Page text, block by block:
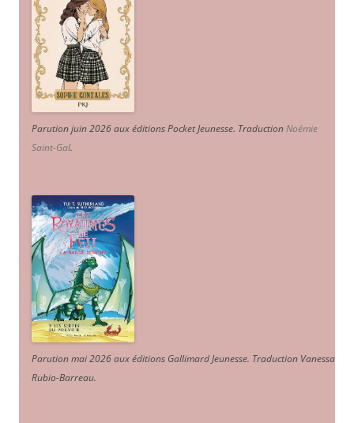
Parution juin 2026 aux éditions Pocket Jeunesse. TraductionNoémie
Saint-Gal.
Parution mai 2026 aux éditions Gallimard Jeunesse. Traduction Vanessa
Rubio-Barreau.